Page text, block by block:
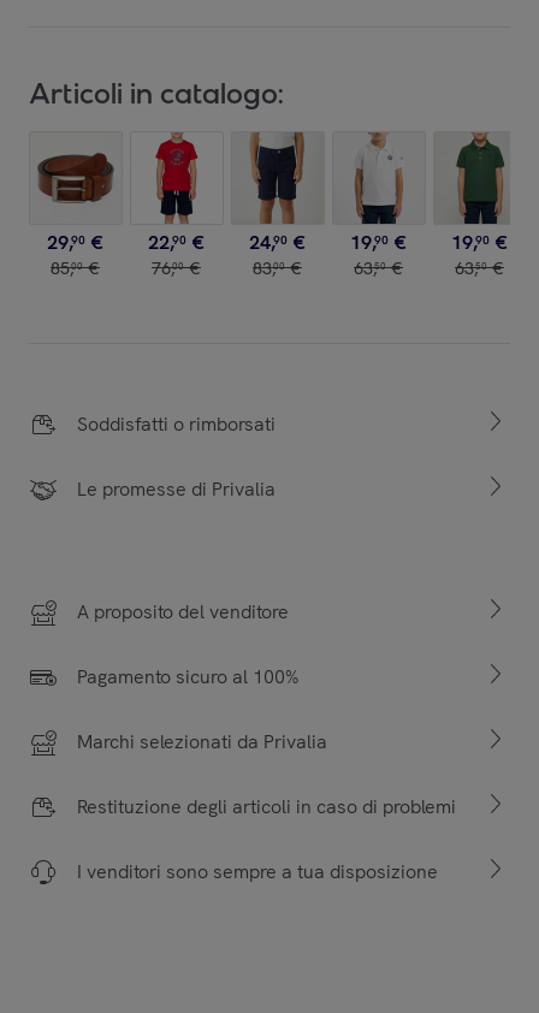
Articoli in catalogo:
29,90 €
85,00 €
22,90 €
76,00 €
24,90 €
83,00 €
19,90 €
63,50 €
19,90 €
63,50 €
Soddisfatti o rimborsati
Le promesse di Privalia
A proposito del venditore
Pagamento sicuro al 100%
Marchi selezionati da Privalia
Restituzione degli articoli in caso di problemi
I venditori sono sempre a tua disposizione